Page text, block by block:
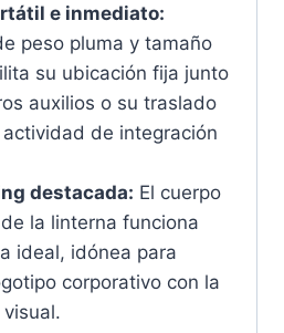
e inmediato:
peso pluma y tamaño
su ubicación fija junto
auxilios o su traslado
de integración
destacada: El cuerpo
la linterna funciona
ideal, idónea para
corporativo con la